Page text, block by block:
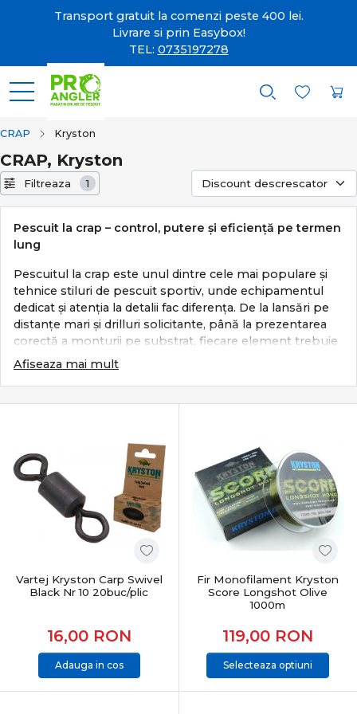
Transport gratuit la comenzi peste 400 lei.
Livrare si prin Easybox!
TEL: 0735197278
CRAP Kryston
CRAP, Kryston
Filtreaza 1
Pescuit la crap – control, putere și eficiență pe termen
lung
Pescuitul la crap este unul dintre cele mai populare și
tehnice stiluri de pescuit sportiv, unde echipamentul
dedicat și atenția la detalii fac diferența. De la lansări pe
distanțe mari și drilluri solicitante, până la prezentarea
corectă a monturii pe substrat, fiecare element trebuie
ales cu grijă. Categoria Crap din PRO ANGLER reunește
echipamente special concepute pentru pescuitul
pescuitului competițional, oferind fiabilitate, control și
Ce definește pescuitul modern la crap
Pescuitul la crap se bazează pe:
monturi eficiente și sigure
lansări precise și repetabile
control total în drill
Este un stil care combină răbdarea cu tehnica și
Subcategorii esențiale pentru pescuitul la crap
CategoriaCrapinclude o gamă completă de produse
Afiseaza mai mult
Vartej Kryston Carp Swivel
Black Nr 10 20buc/plic
16,00 RON
Adauga in cos
Fir Monofilament Kryston
Score Longshot Olive
1000m
119,00 RON
Selecteaza optiuni